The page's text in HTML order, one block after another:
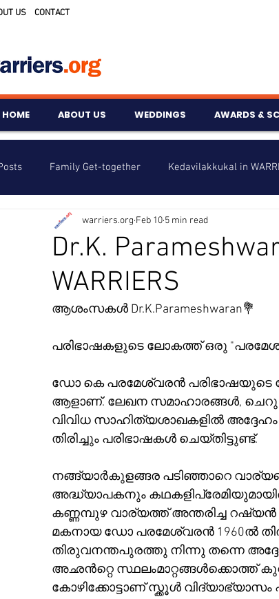
US CONTACT
HOME ABOUT US WEDDINGS AWARDS &
Family Get-together Kedavilakkukal in
Awards & Scholarships Events Info
Untitled Category Wedding Anniversary
Dr.K.
WARRIERS
warriers.org Feb 10 5 min read
ആശംസകൾ Dr.K.Parameshwaran💐
പരിഭാഷകളുടെ ലോകത്ത് ഒരു
ഡോ കെ പരമേശ്വരൻ പരിഭാഷയുടെ
ആളാണ്. ലേഖന സമാഹാരങ്ങൾ,
വിവിധ സാഹിത്യശാഖകളിൽ അദ്ദേഹം
തിരിച്ചും പരിഭാഷകൾ ചെയ്തിട്ടുണ്ട്.
നങ്ങ്യാർകുളങ്ങര പടിഞ്ഞാറെ
അദ്ധ്യാപകനും
കണ്ണമ്പുഴ വാര്യത്ത് അന്തരിച്ച
മകനായ ഡോ പരമേശ്വരൻ 1960ൽ
തിരുവനന്തപുരത്തു നിന്നു തന്നെ
അഛൻറ്റെ സ്ഥലംമാറ്റങ്ങൾക്കൊത്ത്
കോഴിക്കോട്ടാണ് സ്ക്കൂൾ